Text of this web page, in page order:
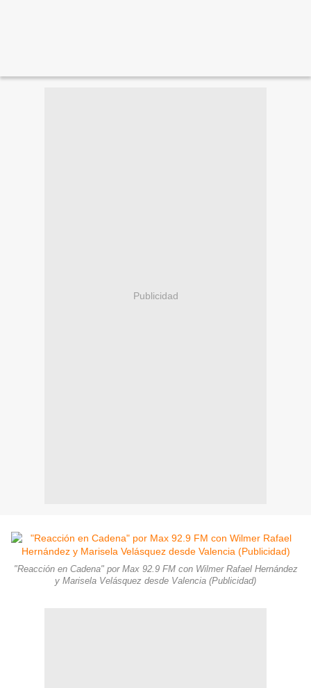
Publicidad
"Reacción en Cadena" por Max 92.9 FM con Wilmer Rafael Hernández
y Marisela Velásquez desde Valencia (Publicidad)